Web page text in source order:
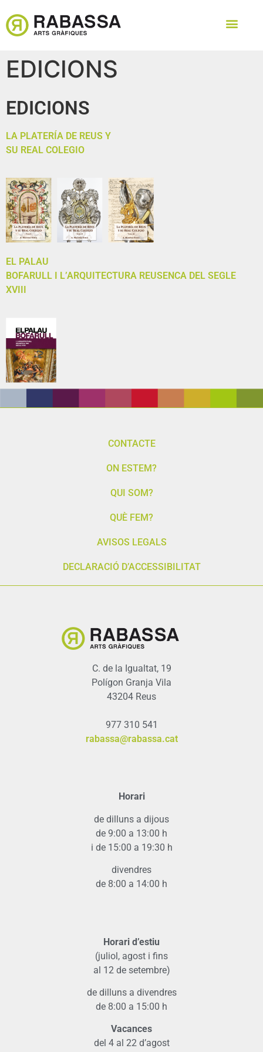
EDICIONS
EDICIONS
LA PLATERÍA DE REUS Y
SU REAL COLEGIO
EL PALAU
BOFARULL I L’ARQUITECTURA REUSENCA DEL SEGLE
XVIII
CONTACTE
ON ESTEM?
QUI SOM?
QUÈ FEM?
AVISOS LEGALS
DECLARACIÓ D’ACCESSIBILITAT
C. de la Igualtat, 19
Polígon Granja Vila
43204 Reus
977 310 541
rabassa@rabassa.cat
Horari
de dilluns a dijous
de 9:00 a 13:00 h
i de 15:00 a 19:30 h
divendres
de 8:00 a 14:00 h
Horari d’estiu
(juliol, agost i fins
al 12 de setembre)
de dilluns a divendres
de 8:00 a 15:00 h
Vacances
del 4 al 22 d’agost